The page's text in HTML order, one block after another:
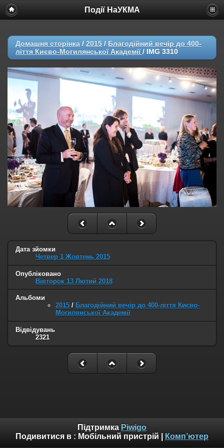
Події НаУКМА
Домашня сторінка / 2015 / Благодійний вечір до 400-
ліття Києво-Могилянської Академії/ IMG 3310
Дата зйомки
Четвер 1 Жовтень 2015
Опубліковано
Вівторок 13 Лютий 2018
Альбоми
2015 / Благодійний вечір до 400-ліття Києво-
Могилянської Академії
Відвідувань
2321
Підтримка Piwigo
Подивитися в : Мобільний пристрій Комп’ютер